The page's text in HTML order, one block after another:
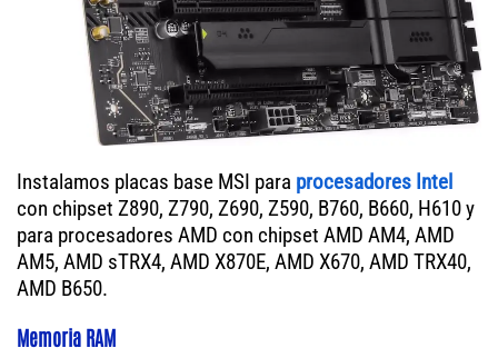
Instalamos placas base MSI para procesadores Intel
con chipset Z890, Z790, Z690, Z590, B760, B660, H610 y
para procesadores AMD con chipset AMD AM4, AMD
AM5, AMD sTRX4, AMD X870E, AMD X670, AMD TRX40,
AMD B650.
Memoria RAM